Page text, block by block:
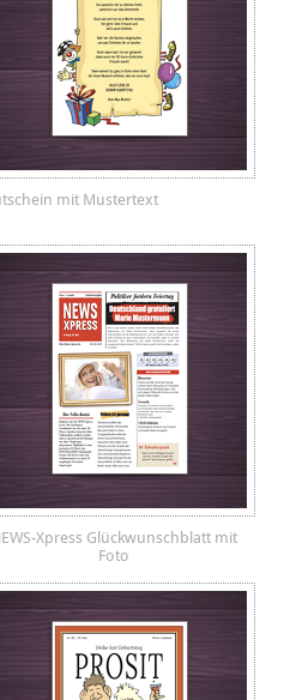
mit Mustertext
Xpress Glückwunschblatt mit
Foto